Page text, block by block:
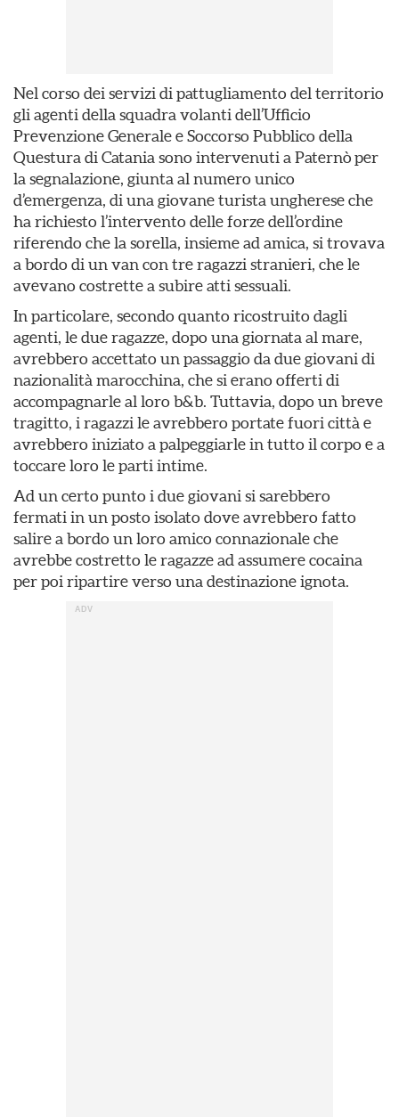
Nel corso dei servizi di pattugliamento del territorio
gli agenti della squadra volanti dell’Ufficio
Prevenzione Generale e Soccorso Pubblico della
Questura di Catania sono intervenuti a Paternò per
la segnalazione, giunta al numero unico
d’emergenza, di una giovane turista ungherese che
ha richiesto l’intervento delle forze dell’ordine
riferendo che la sorella, insieme ad amica, si trovava
a bordo di un van con tre ragazzi stranieri, che le
avevano costrette a subire atti sessuali.
In particolare, secondo quanto ricostruito dagli
agenti, le due ragazze, dopo una giornata al mare,
avrebbero accettato un passaggio da due giovani di
nazionalità marocchina, che si erano offerti di
accompagnarle al loro b&b. Tuttavia, dopo un breve
tragitto, i ragazzi le avrebbero portate fuori città e
avrebbero iniziato a palpeggiarle in tutto il corpo e a
toccare loro le parti intime.
Ad un certo punto i due giovani si sarebbero
fermati in un posto isolato dove avrebbero fatto
salire a bordo un loro amico connazionale che
avrebbe costretto le ragazze ad assumere cocaina
per poi ripartire verso una destinazione ignota.